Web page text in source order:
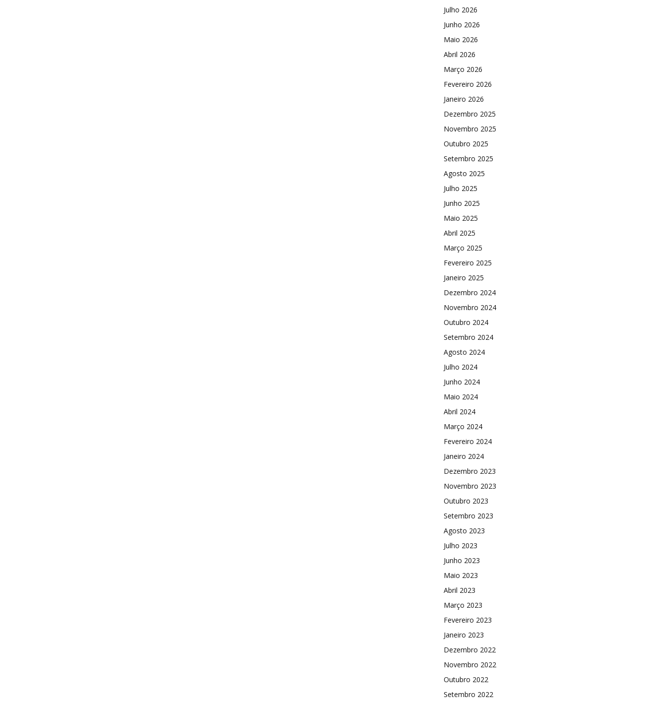
Julho 2026
Junho 2026
Maio 2026
Abril 2026
Março 2026
Fevereiro 2026
Janeiro 2026
Dezembro 2025
Novembro 2025
Outubro 2025
Setembro 2025
Agosto 2025
Julho 2025
Junho 2025
Maio 2025
Abril 2025
Março 2025
Fevereiro 2025
Janeiro 2025
Dezembro 2024
Novembro 2024
Outubro 2024
Setembro 2024
Agosto 2024
Julho 2024
Junho 2024
Maio 2024
Abril 2024
Março 2024
Fevereiro 2024
Janeiro 2024
Dezembro 2023
Novembro 2023
Outubro 2023
Setembro 2023
Agosto 2023
Julho 2023
Junho 2023
Maio 2023
Abril 2023
Março 2023
Fevereiro 2023
Janeiro 2023
Dezembro 2022
Novembro 2022
Outubro 2022
Setembro 2022